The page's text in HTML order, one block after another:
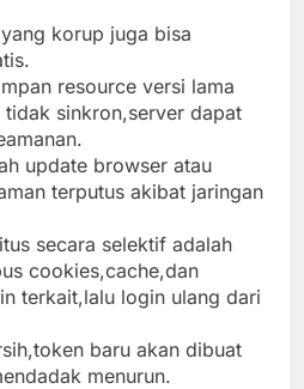
korup juga bisa
resource versi lama
sinkron,server dapat
update browser atau
terputus akibat jaringan
secara selektif adalah
cookies,cache,dan
terkait,lalu login ulang dari
baru akan dibuat
menurun.